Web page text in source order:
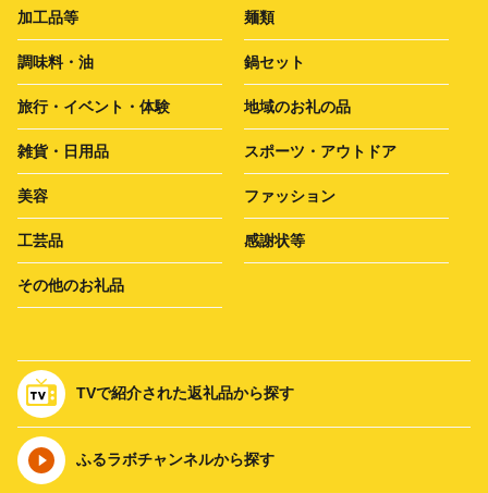
加工品等 麺類
調味料・油 鍋セット
旅行・イベント・体験 地域のお礼の品
雑貨・日用品 スポーツ・アウトドア
美容 ファッション
工芸品 感謝状等
その他のお礼品
TVで紹介された返礼品から探す
ふるラボチャンネルから探す